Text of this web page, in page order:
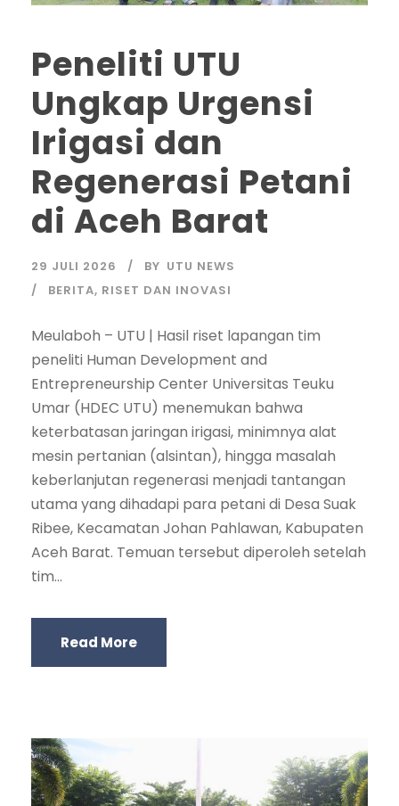
Peneliti UTU
Ungkap Urgensi
Irigasi dan
Regenerasi Petani
di Aceh Barat
29 JULI 2026 BY UTU NEWS
BERITA, RISET DAN INOVASI
Meulaboh – UTU | Hasil riset lapangan tim
peneliti Human Development and
Entrepreneurship Center Universitas Teuku
Umar (HDEC UTU) menemukan bahwa
keterbatasan jaringan irigasi, minimnya alat
mesin pertanian (alsintan), hingga masalah
keberlanjutan regenerasi menjadi tantangan
utama yang dihadapi para petani di Desa Suak
Ribee, Kecamatan Johan Pahlawan, Kabupaten
Aceh Barat. Temuan tersebut diperoleh setelah
tim...
Read More